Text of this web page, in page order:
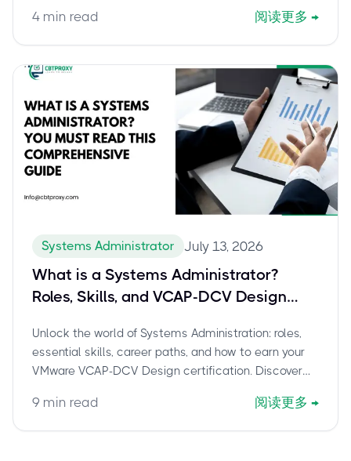
4 min read 阅读更多 →
Systems Administrator July 13, 2026
What is a Systems Administrator?
Roles, Skills, and VCAP-DCV Design
Unlock the world of Systems Administration: roles,
essential skills, career paths, and how to earn your
VMware VCAP-DCV Design certification. Discover
for your 3V0-21.23 exam.
9 min read 阅读更多 →